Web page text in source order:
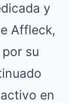
y
Affleck,
su
en